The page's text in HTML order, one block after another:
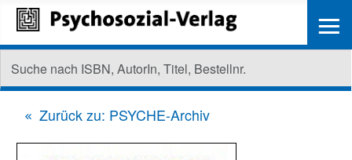
Zurück zu: PSYCHE-Archiv
≡